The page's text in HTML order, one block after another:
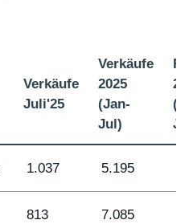
Verkäufe
Juli'25
Verkäufe
2025
(Jan-
Jul)
1.037 5.195
813 7.085